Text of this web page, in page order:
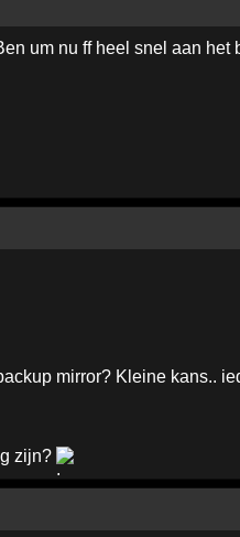
um nu ff heel snel aan het
mirror? Kleine kans..
zijn?